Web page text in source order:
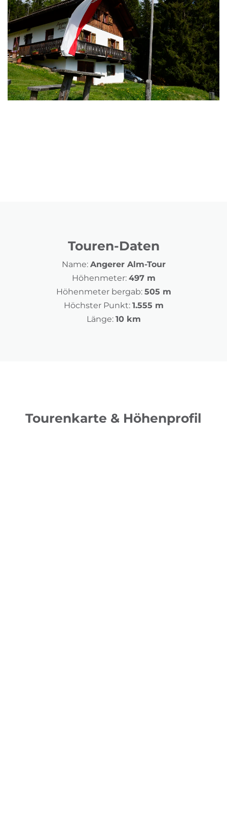
Touren-Daten
Name: Angerer Alm-Tour
Höhenmeter: 497 m
Höhenmeter bergab: 505 m
Höchster Punkt: 1.555 m
Länge: 10 km
Tourenkarte & Höhenprofil